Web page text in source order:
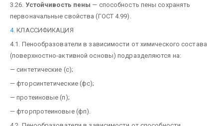
3.26. Устойчивость пены — способность пены сохранять
первоначальные свойства (ГОСТ 4.99).
4. КЛАССИФИКАЦИЯ
4.1. Пенообразователи в зависимости от химического состава
(поверхностно-активной основы) подразделяются на:
— синтетические (с);
— фторсинтетические (фс);
— протеиновые (п);
— фторпротеиновые (фп).